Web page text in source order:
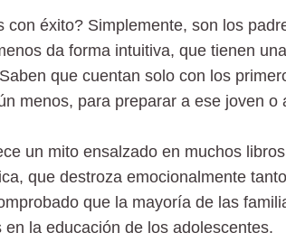
con éxito? Simplemente, son los
da forma intuitiva, que tienen
que cuentan solo con los
menos, para preparar a ese joven
un mito ensalzado en muchos
que destroza emocionalmente
que la mayoría de las
la educación de los adolescentes.